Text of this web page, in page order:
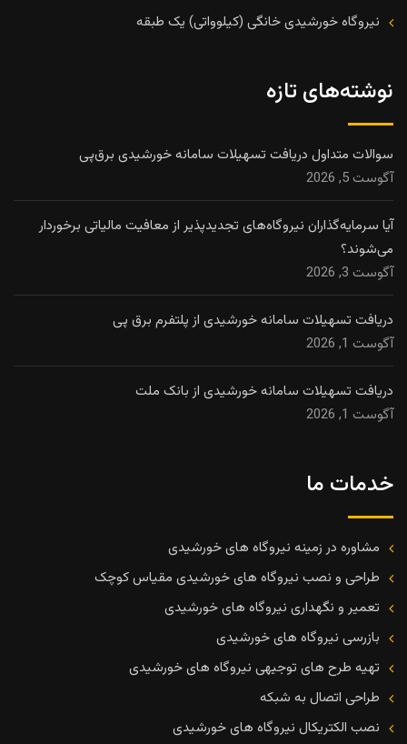
نیروگاه خورشیدی خانگی (کیلوواتی) یک طبقه
نوشته‌های تازه
سوالات متداول دریافت تسهیلات سامانه خورشیدی برق‌پی
آگوست 5, 2026
آیا سرمایه‌گذاران نیروگاه‌های تجدیدپذیر از معافیت مالیاتی برخوردار
می‌شوند؟
آگوست 3, 2026
دریافت تسهیلات سامانه خورشیدی از پلتفرم برق پی
آگوست 1, 2026
دریافت تسهیلات سامانه خورشیدی از بانک ملت
آگوست 1, 2026
خدمات ما
مشاوره در زمینه نیروگاه های خورشیدی
طراحی و نصب نیروگاه های خورشیدی مقیاس کوچک
تعمیر و نگهداری نیروگاه های خورشیدی
بازرسی نیروگاه های خورشیدی
تهیه طرح های توجیهی نیروگاه های خورشیدی
طراحی اتصال به شبکه
نصب الکتریکال نیروگاه های خورشیدی